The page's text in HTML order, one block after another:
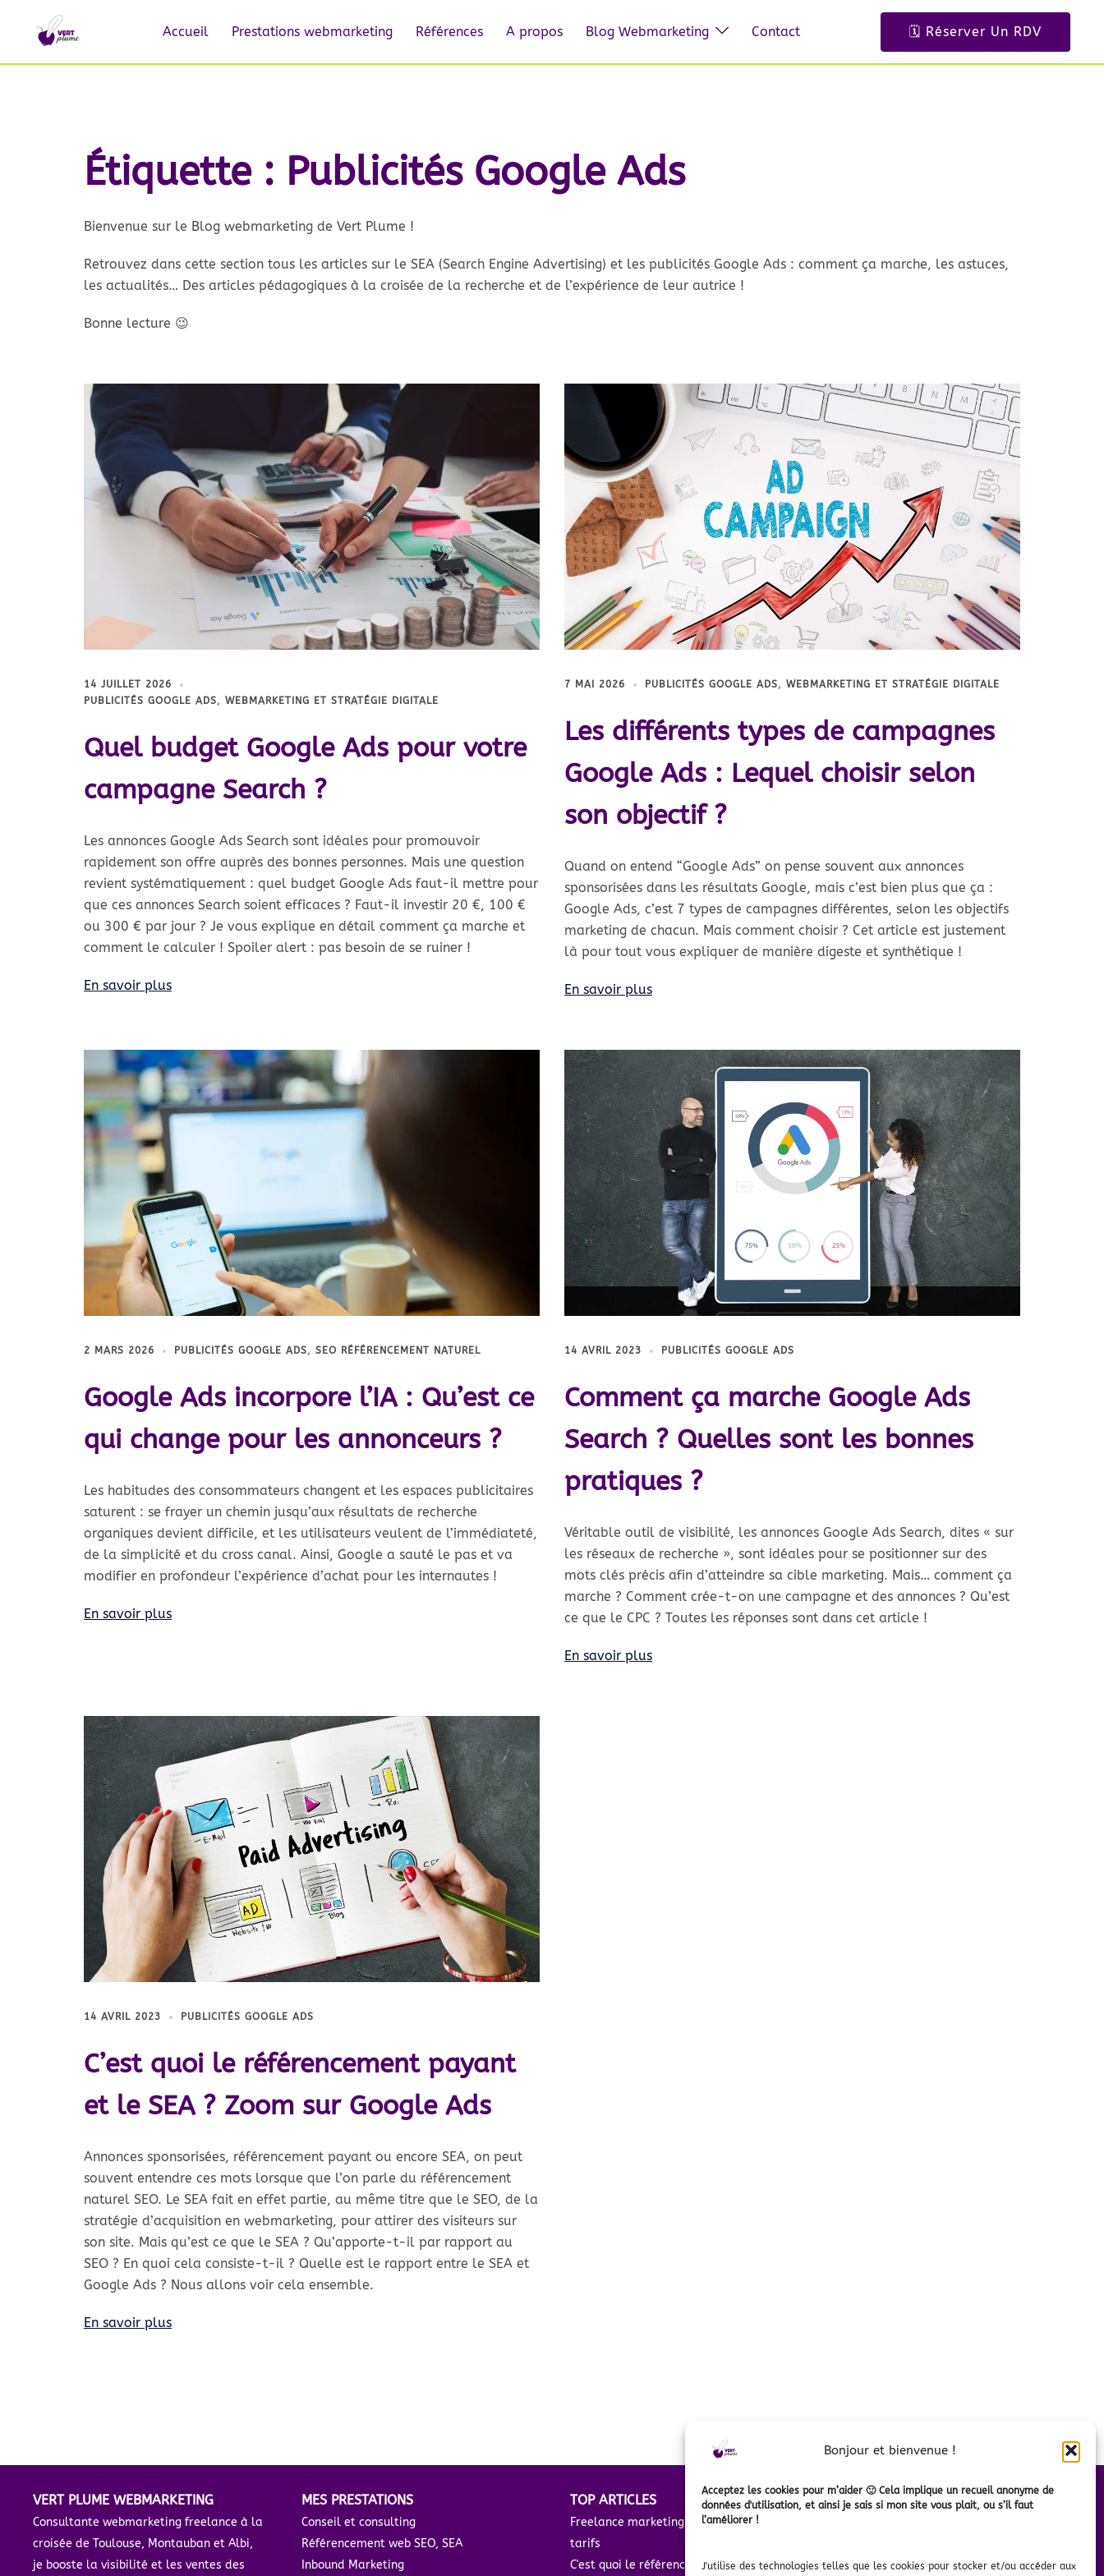
Bonjour et bienvenue !
Acceptez les cookies pour m’aider 🙂 Cela implique un recueil anonyme de
données d'utilisation, et ainsi je sais si mon site vous plait, ou s’il faut
l’améliorer !
J'utilise des technologies telles que les cookies pour stocker et/ou accéder aux
Accueil Prestations webmarketing Références A propos Blog Webmarketing Contact 🗓️ Réserver Un RDV
Étiquette : Publicités Google Ads
Bienvenue sur le Blog webmarketing de Vert Plume !
Retrouvez dans cette section tous les articles sur le SEA (Search Engine Advertising) et les publicités Google Ads : comment ça marche, les astuces,
les actualités… Des articles pédagogiques à la croisée de la recherche et de l’expérience de leur autrice !
Bonne lecture 😉
14 JUILLET 2026
PUBLICITÉS GOOGLE ADS, WEBMARKETING ET STRATÉGIE DIGITALE
Quel budget Google Ads pour votre
campagne Search ?
Les annonces Google Ads Search sont idéales pour promouvoir
rapidement son offre auprès des bonnes personnes. Mais une question
revient systématiquement : quel budget Google Ads faut-il mettre pour
que ces annonces Search soient efficaces ? Faut-il investir 20 €, 100 €
ou 300 € par jour ? Je vous explique en détail comment ça marche et
comment le calculer ! Spoiler alert : pas besoin de se ruiner !
En savoir plus
7 MAI 2026 PUBLICITÉS GOOGLE ADS, WEBMARKETING ET STRATÉGIE DIGITALE
Les différents types de campagnes
Google Ads : Lequel choisir selon
son objectif ?
Quand on entend “Google Ads” on pense souvent aux annonces
sponsorisées dans les résultats Google, mais c’est bien plus que ça :
Google Ads, c’est 7 types de campagnes différentes, selon les objectifs
marketing de chacun. Mais comment choisir ? Cet article est justement
là pour tout vous expliquer de manière digeste et synthétique !
En savoir plus
2 MARS 2026 PUBLICITÉS GOOGLE ADS, SEO RÉFÉRENCEMENT NATUREL
Google Ads incorpore l’IA : Qu’est ce
qui change pour les annonceurs ?
Les habitudes des consommateurs changent et les espaces publicitaires
saturent : se frayer un chemin jusqu’aux résultats de recherche
organiques devient difficile, et les utilisateurs veulent de l’immédiateté,
de la simplicité et du cross canal. Ainsi, Google a sauté le pas et va
modifier en profondeur l’expérience d’achat pour les internautes !
En savoir plus
14 AVRIL 2023 PUBLICITÉS GOOGLE ADS
Comment ça marche Google Ads
Search ? Quelles sont les bonnes
pratiques ?
Véritable outil de visibilité, les annonces Google Ads Search, dites « sur
les réseaux de recherche », sont idéales pour se positionner sur des
mots clés précis afin d’atteindre sa cible marketing. Mais… comment ça
marche ? Comment crée-t-on une campagne et des annonces ? Qu’est
ce que le CPC ? Toutes les réponses sont dans cet article !
En savoir plus
14 AVRIL 2023 PUBLICITÉS GOOGLE ADS
C’est quoi le référencement payant
et le SEA ? Zoom sur Google Ads
Annonces sponsorisées, référencement payant ou encore SEA, on peut
souvent entendre ces mots lorsque que l’on parle du référencement
naturel SEO. Le SEA fait en effet partie, au même titre que le SEO, de la
stratégie d’acquisition en webmarketing, pour attirer des visiteurs sur
son site. Mais qu’est ce que le SEA ? Qu’apporte-t-il par rapport au
SEO ? En quoi cela consiste-t-il ? Quelle est le rapport entre le SEA et
Google Ads ? Nous allons voir cela ensemble.
En savoir plus
VERT PLUME WEBMARKETING
Consultante webmarketing freelance à la
croisée de Toulouse, Montauban et Albi,
je booste la visibilité et les ventes des
MES PRESTATIONS
Conseil et consulting
Référencement web SEO, SEA
Inbound Marketing
TOP ARTICLES
Freelance marketing digital : métier et
tarifs
C'est quoi le référencement naturel SEO ?
ME CONTACTER
✉️ Me contacter